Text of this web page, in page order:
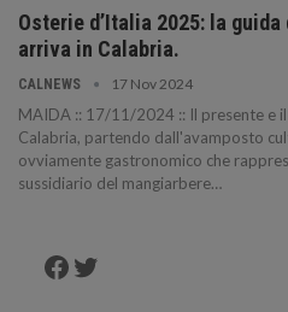
Osterie d’Italia 2025: la
arriva in Calabria.
CALNEWS 17 Nov 2024
MAIDA :: 17/11/2024 :: Il presente e
Calabria, partendo dall'avamposto
ovviamente gastronomico che
sussidiario del mangiarbere…
Facebook
Twitter